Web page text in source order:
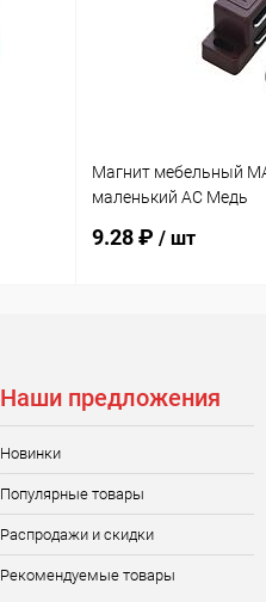
Магнит мебельный
маленький AC Медь
9.28 ₽ / шт
Наши предложения
Новинки
Популярные товары
Распродажи и скидки
Рекомендуемые товары